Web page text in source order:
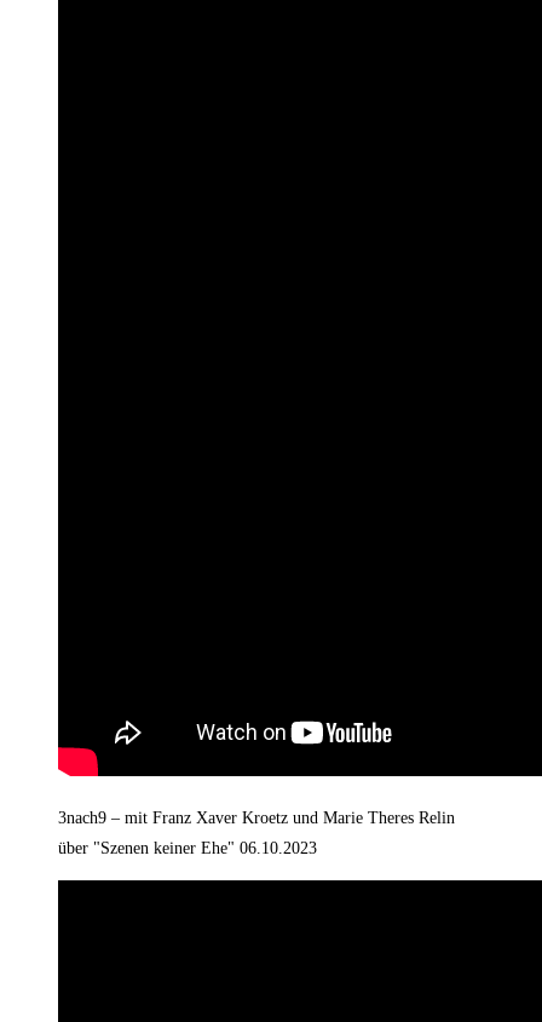
3nach9 – mit Franz Xaver Kroetz und Marie Theres Relin
über "Szenen keiner Ehe" 06.10.2023